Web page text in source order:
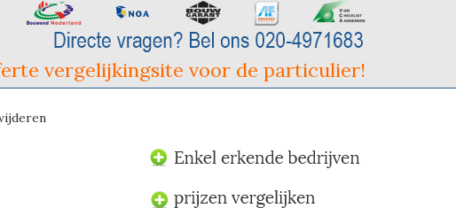
vergelijkingsite voor de particulier!